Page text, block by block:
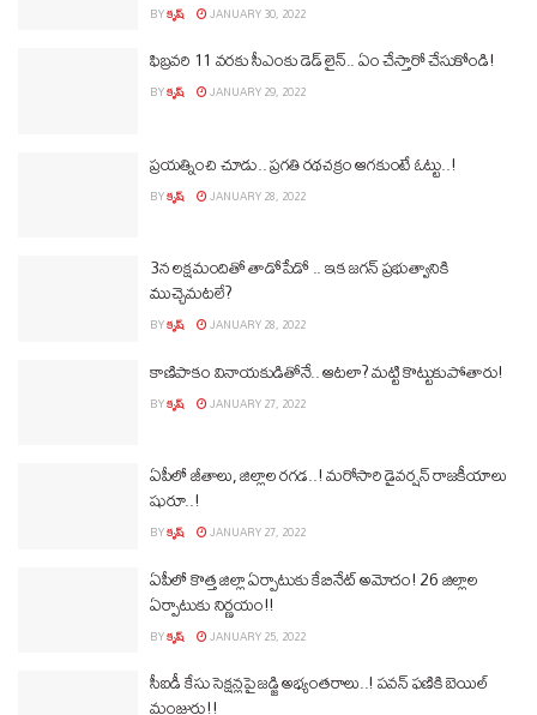
BYకృష్ JANUARY 30, 2022
ఫిబ్రవరి 11 వరకు సీఎంకు డెడ్ లైన్.. ఏం చేస్తారో చేసుకోండి!
BYకృష్ JANUARY 29, 2022
ప్రయత్నించి చూడు.. ప్రగతి రథచక్రం ఆగకుంటే ఓట్టు..!
BYకృష్ JANUARY 28, 2022
3న లక్షమందితో తాడోపేడో .. ఇక జగన్ ప్రభుత్వానికి
ముచ్చెమటలే?
BYకృష్ JANUARY 28, 2022
కాణిపాకం వినాయకుడితోనే.. ఆటలా? మట్టి కొట్టుకుపోతారు!
BYకృష్ JANUARY 27, 2022
ఏపీలో జీతాలు, జిల్లాల రగడ..! మరోసారి డైవర్షన్ రాజకీయాలు
షురూ..!
BYకృష్ JANUARY 27, 2022
ఏపీలో కొత్త జిల్లా ఏర్పాటుకు కేబినేట్ అమోదం! 26 జిల్లాల
ఏర్పాటుకు నిర్ణయం!!
BYకృష్ JANUARY 25, 2022
సీఐడీ కేసు సెక్షన్లపై జడ్జి అభ్యంతరాలు..! పవన్ ఫణికి బెయిల్
మంజురు!!